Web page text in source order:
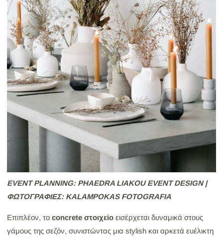
EVENT PLANNING: PHAEDRA LIAKOU EVENT DESIGN |
ΦΩΤΟΓΡΑΦΙEΣ: KALAMPOKAS FOTOGRAFIA
Επιπλέον, το concrete στοιχείο εισέρχεται δυναμικά στους
γάμους της σεζόν, συνιστώντας μια stylish και αρκετά ευέλικτη